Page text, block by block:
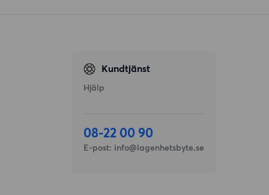
Kundtjänst
Hjälp
08-22 00 90
E-post: info@lagenhetsbyte.se